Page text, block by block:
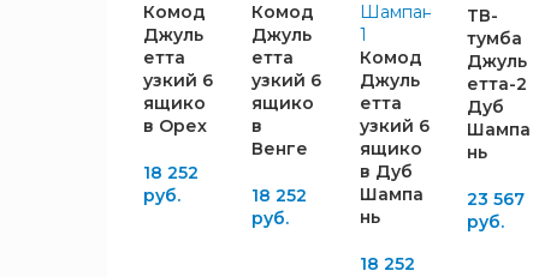
Комод
Джуль
етта
узкий 6
ящико
в Орех
18 252
руб.
Комод
Джуль
етта
узкий 6
ящико
в
Венге
18 252
руб.
Комод
Джуль
етта
узкий 6
ящико
в Дуб
Шампа
нь
18 252
ТВ-
тумба
Джуль
етта-2
Дуб
Шампа
нь
23 567
руб.